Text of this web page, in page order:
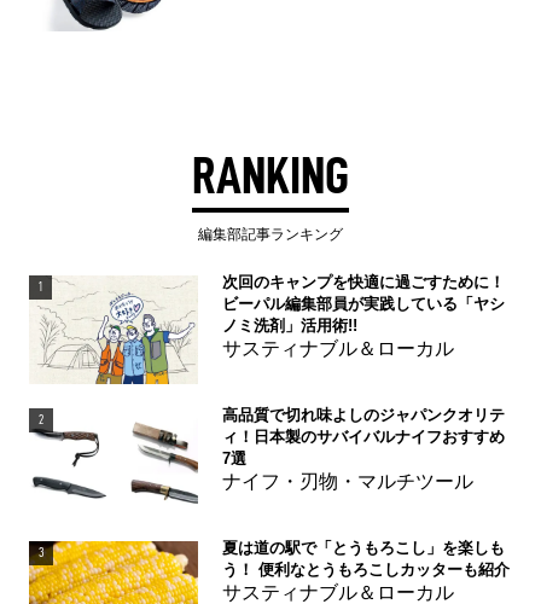
RANKING
編集部記事ランキング
1
次回のキャンプを快適に過ごすために！
ビーパル編集部員が実践している「ヤシ
ノミ洗剤」活用術!!
サスティナブル＆ローカル
2
高品質で切れ味よしのジャパンクオリテ
ィ！日本製のサバイバルナイフおすすめ
7選
ナイフ・刃物・マルチツール
3
夏は道の駅で「とうもろこし」を楽しも
う！ 便利なとうもろこしカッターも紹介
サスティナブル＆ローカル